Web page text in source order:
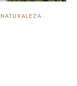
NATURALEZA